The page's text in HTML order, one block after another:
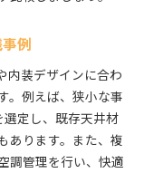
例
内装デザインに合わ
。例えば、狭小な事
定し、既存天井材
あります。また、複
調管理を行い、快適